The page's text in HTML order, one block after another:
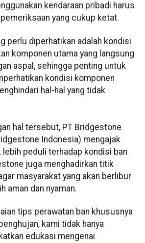
kendaraan pribadi harus
yang cukup ketat.
perlu diperhatikan adalah kondisi
komponen utama yang langsung
aspal, sehingga penting untuk
kondisi komponen
hal-hal yang tidak
hal tersebut, PT Bridgestone
Indonesia) mengajak
peduli terhadap kondisi ban
juga menghadirkan titik
masyarakat yang akan berlibur
aman dan nyaman.
tips perawatan ban khususnya
kami tidak hanya
edukasi mengenai